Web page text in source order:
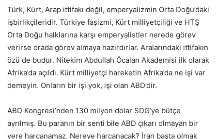
Türk, Kürt, Arap ittifakı değil, emperyalizmin Orta Doğu’daki
işbirlikçileridir. Türkiye faşizmi, Kürt milliyetçiliği ve HTŞ
Orta Doğu halklarına karşı emperyalistler nerede görev
verirse orada görev almaya hazırdırlar. Aralarındaki ittifakın
özü de budur. Nitekim Abdullah Öcalan Akademisi ilk olarak
Afrika’da açıldı. Kürt milliyetçi hareketin Afrika’da ne işi var
demeyin. Onların bir işi yok, işi olan ABD’dir.
ABD Kongresi’nden 130 milyon dolar SDG’ye bütçe
ayrılmış. Bu paranın bir senti bile ABD çıkarı olmayan bir
yere harcanamaz. Nereye harcanacak? İran başta olmak